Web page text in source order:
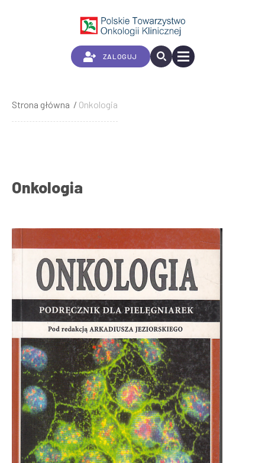
ZALOGUJ
Ścieżka
nawigacyjna
Strona główna Onkologia
Onkologia